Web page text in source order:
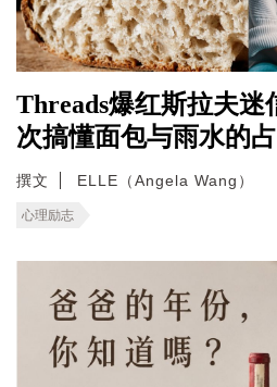
Threads爆红斯拉夫迷
次搞懂面包与雨水的
撰文 ELLE（Angela Wang）
心理励志